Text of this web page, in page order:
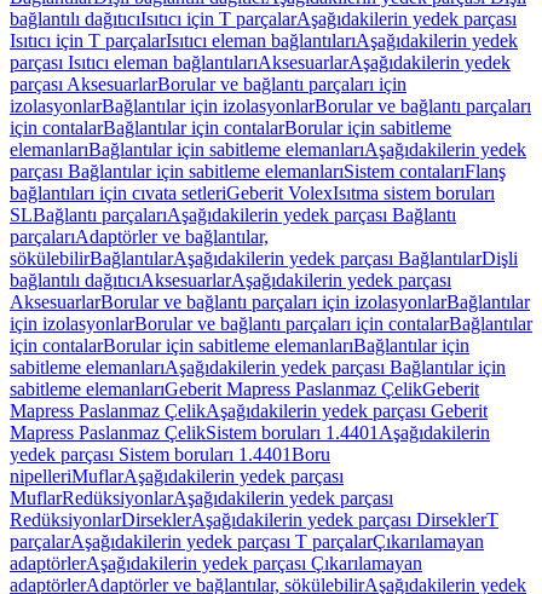
bağlantılı dağıtıcıIsıtıcı için T parçalarAşağıdakilerin yedek parçası
Isıtıcı için T parçalarIsıtıcı eleman bağlantılarıAşağıdakilerin yedek
parçası Isıtıcı eleman bağlantılarıAksesuarlarAşağıdakilerin yedek
parçası AksesuarlarBorular ve bağlantı parçaları için
izolasyonlarBağlantılar için izolasyonlarBorular ve bağlantı parçaları
için contalarBağlantılar için contalarBorular için sabitleme
elemanlarıBağlantılar için sabitleme elemanlarıAşağıdakilerin yedek
parçası Bağlantılar için sabitleme elemanlarıSistem contalarıFlanş
bağlantıları için cıvata setleriGeberit VolexIsıtma sistem boruları
SLBağlantı parçalarıAşağıdakilerin yedek parçası Bağlantı
parçalarıAdaptörler ve bağlantılar,
sökülebilirBağlantılarAşağıdakilerin yedek parçası BağlantılarDişli
bağlantılı dağıtıcıAksesuarlarAşağıdakilerin yedek parçası
AksesuarlarBorular ve bağlantı parçaları için izolasyonlarBağlantılar
için izolasyonlarBorular ve bağlantı parçaları için contalarBağlantılar
için contalarBorular için sabitleme elemanlarıBağlantılar için
sabitleme elemanlarıAşağıdakilerin yedek parçası Bağlantılar için
sabitleme elemanlarıGeberit Mapress Paslanmaz ÇelikGeberit
Mapress Paslanmaz ÇelikAşağıdakilerin yedek parçası Geberit
Mapress Paslanmaz ÇelikSistem boruları 1.4401 Aşağıdakilerin
yedek parçası Sistem boruları 1.4401Boru
nipelleriMuflarAşağıdakilerin yedek parçası
MuflarRedüksiyonlarAşağıdakilerin yedek parçası
RedüksiyonlarDirseklerAşağıdakilerin yedek parçası DirseklerT
parçalarAşağıdakilerin yedek parçası T parçalarÇıkarılamayan
adaptörlerAşağıdakilerin yedek parçası Çıkarılamayan
adaptörlerAdaptörler ve bağlantılar, sökülebilirAşağıdakilerin yedek